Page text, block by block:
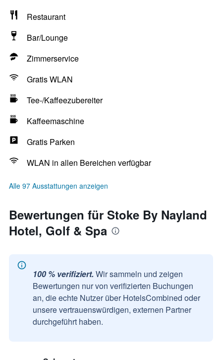
Restaurant
Bar/Lounge
Zimmerservice
Gratis WLAN
Tee-/Kaffeezubereiter
Kaffeemaschine
Gratis Parken
WLAN in allen Bereichen verfügbar
Alle 97 Ausstattungen anzeigen
Bewertungen für Stoke By Nayland
Hotel, Golf & Spa
100 % verifiziert. Wir sammeln und zeigen
Bewertungen nur von verifizierten Buchungen
an, die echte Nutzer über HotelsCombined oder
unsere vertrauenswürdigen, externen Partner
durchgeführt haben.